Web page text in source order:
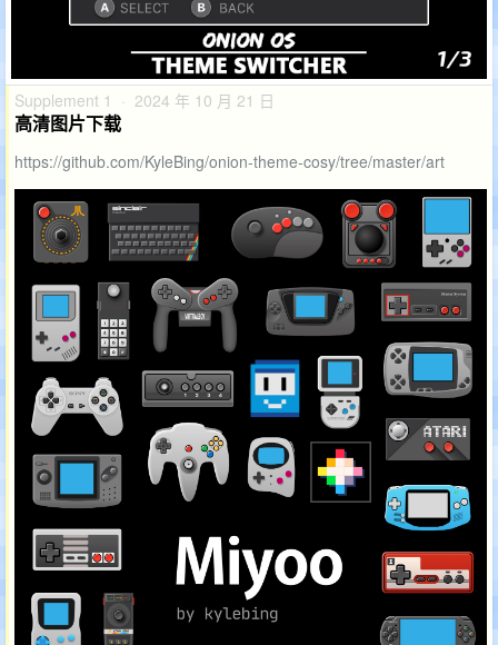
Supplement 1 · 2024 年 10 月 21 日
高清图片下载
https://github.com/KyleBing/onion-theme-cosy/tree/master/art